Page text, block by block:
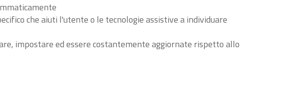
che aiuti l'utente o le tecnologie assistive a individuare
impostare ed essere costantemente aggiornate rispetto allo